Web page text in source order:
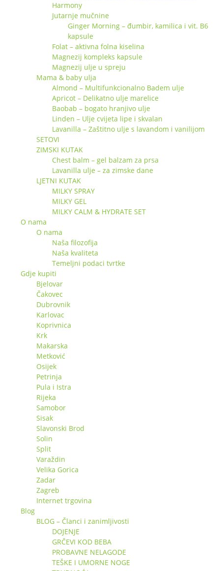
Harmony
Jutarnje mučnine
Ginger Morning – đumbir, kamilica i vit. B6
kapsule
Folat – aktivna folna kiselina
Magnezij kompleks kapsule
Magnezij ulje u spreju
Mama & baby ulja
Almond – Multifunkcionalno Badem ulje
Apricot – Delikatno ulje marelice
Baobab – bogato hranjivo ulje
Linden – Ulje cvijeta lipe i skvalan
Lavanilla – Zaštitno ulje s lavandom i vanilijom
SETOVI
ZIMSKI KUTAK
Chest balm – gel balzam za prsa
Lavanilla ulje – za zimske dane
LJETNI KUTAK
MILKY SPRAY
MILKY GEL
MILKY CALM & HYDRATE SET
O nama
O nama
Naša filozofija
Naša kvaliteta
Temeljni podaci tvrtke
Gdje kupiti
Bjelovar
Čakovec
Dubrovnik
Karlovac
Koprivnica
Krk
Makarska
Metković
Osijek
Petrinja
Pula i Istra
Rijeka
Samobor
Sisak
Slavonski Brod
Solin
Split
Varaždin
Velika Gorica
Zadar
Zagreb
Internet trgovina
Blog
BLOG – Članci i zanimljivosti
DOJENJE
GRČEVI KOD BEBA
PROBAVNE NELAGODE
TEŠKE I UMORNE NOGE